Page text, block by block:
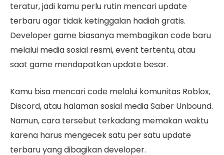
teratur, jadi kamu perlu rutin mencari update
terbaru agar tidak ketinggalan hadiah gratis.
Developer game biasanya membagikan code baru
melalui media sosial resmi, event tertentu, atau
saat game mendapatkan update besar.
Kamu bisa mencari code melalui komunitas Roblox,
Discord, atau halaman sosial media Saber Unbound.
Namun, cara tersebut terkadang memakan waktu
karena harus mengecek satu per satu update
terbaru yang dibagikan developer.